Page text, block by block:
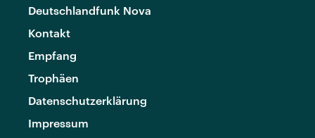
Deutschlandfunk Nova
Kontakt
Empfang
Trophäen
Datenschutzerklärung
Impressum